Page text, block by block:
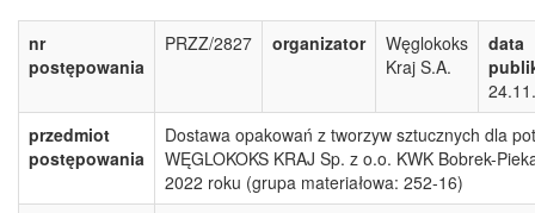
nr
postępowania
PRZZ/2827 organizator
Węglokoks
Kraj S.A.
data
przedmiot
postępowania
Dostawa opakowań z tworzyw sztucznych dla
WĘGLOKOKS KRAJ Sp. z o.o. KWK Bobrek-
2022 roku (grupa materiałowa: 252-16)